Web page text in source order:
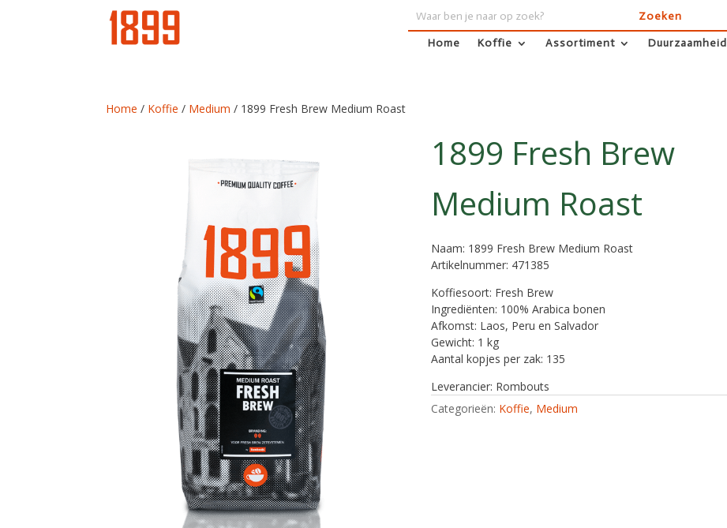
Home
Koffie Assortiment Duurzaamheid
Home
Koffie Assortiment Duurzaamheid
Home / Koffie / Medium / 1899 Fresh Brew Medium Roast
1899 Fresh Brew
Medium Roast
Naam: 1899 Fresh Brew Medium Roast
Artikelnummer: 471385
Koffiesoort: Fresh Brew
Ingrediënten: 100% Arabica bonen
Afkomst: Laos, Peru en Salvador
Gewicht: 1 kg
Aantal kopjes per zak: 135
Leverancier: Rombouts
Categorieën: Koffie, Medium